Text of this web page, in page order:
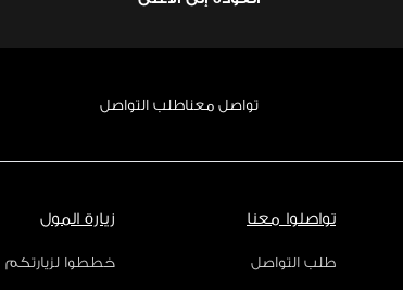
تواصل معناطلب التواصل
تواصلوا معنا
طلب التواصل
زيارة المول
خططوا لزيارتكم